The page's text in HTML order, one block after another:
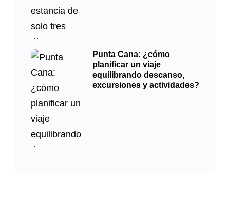
Punta Cana: ¿cómo
planificar un viaje
equilibrando descanso,
excursiones y actividades?